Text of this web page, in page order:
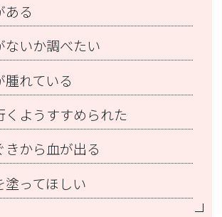
ある
ないか調べたい
腫れている
くようすすめられた
きから血が出る
塗ってほしい